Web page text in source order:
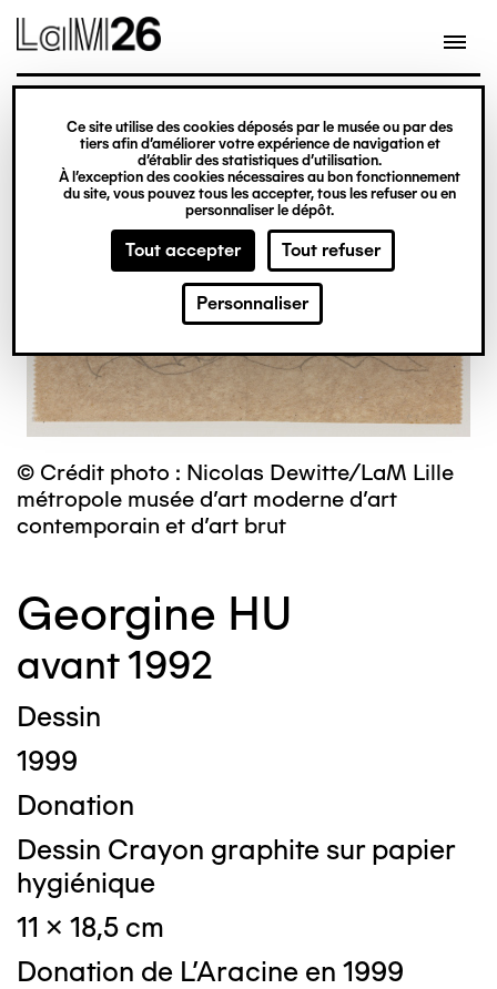
Gestion des cookies
Ce site utilise des cookies déposés par le musée ou par des
tiers afin d’améliorer votre expérience de navigation et
d’établir des statistiques d’utilisation.
À l’exception des cookies nécessaires au bon fonctionnement
du site, vous pouvez tous les accepter, tous les refuser ou en
personnaliser le dépôt.
Tout accepter Tout refuser
Personnaliser
contenu
© Crédit photo : Nicolas Dewitte/LaM Lille
métropole musée d’art moderne d’art
contemporain et d’art brut
Georgine HU
avant 1992
Dessin
1999
Donation
Dessin Crayon graphite sur papier
hygiénique
11 x 18,5 cm
Donation de L'Aracine en 1999